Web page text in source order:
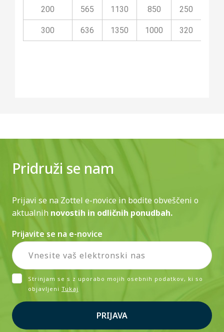
200 565 1130 850 250
300 636 1350 1000 320
Pridruži se nam
Prijavi se na Zottel e-novice in bodite obveščeni o
aktualnih novostih in odličnih ponudbah.
Prijavite se na e-novice
Strinjam se s z uporabo mojih osebnih podatkov, ki so
objavljeni Tukaj
PRIJAVA